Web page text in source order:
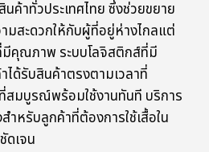
ค้าทั่วประเทศไทย ซึ่งช่วยขยาย
มสะดวกให้กับผู้ที่อยู่ห่างไกลแต่
คุณภาพ ระบบโลจิสติกส์ที่มี
ได้รับสินค้าตรงตามเวลาที่
สมบูรณ์พร้อมใช้งานทันที บริการ
หรับลูกค้าที่ต้องการใช้เสื้อใน
เจน